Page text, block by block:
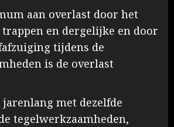
aan overlast door het
en dergelijke en door
tijdens de
is de overlast
met dezelfde
tegelwerkzaamheden,